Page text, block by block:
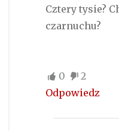
Cztery tysie?
czarnuchu?
0
2
Odpowiedz